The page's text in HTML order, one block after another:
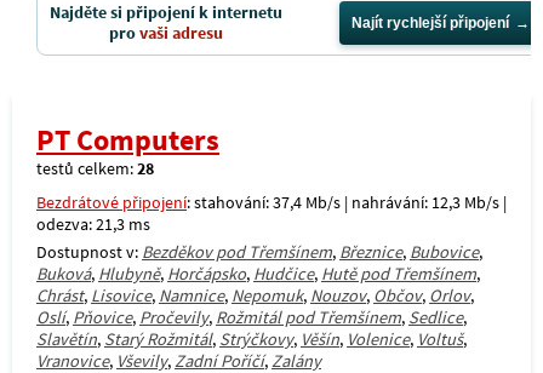
Najděte si připojení k internetu
provaši adresu Najít rychlejší připojení
PT Computers
testů celkem:28
Bezdrátové připojení: stahování: 37,4 Mb/s | nahrávání: 12,3 Mb/s |
odezva: 21,3 ms
Dostupnost v: Bezděkov pod Třemšínem, Březnice, Bubovice,
Buková, Hlubyně, Horčápsko, Hudčice, Hutě pod Třemšínem,
Chrást, Lisovice, Namnice, Nepomuk, Nouzov, Občov, Orlov,
Oslí, Pňovice, Pročevily, Rožmitál pod Třemšínem, Sedlice,
Slavětín, Starý Rožmitál, Strýčkovy, Věšín, Volenice, Voltuš,
Vranovice, Vševily,Zadní Poříčí,Zalány